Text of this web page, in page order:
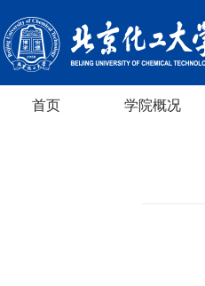
首页 学院概况